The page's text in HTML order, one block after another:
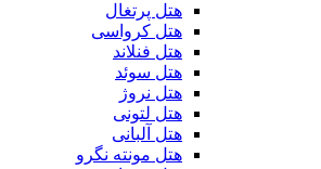
هتل پرتغال
هتل کرواسی
هتل فنلاند
هتل سوئد
هتل نروژ
هتل لتونی
هتل آلبانی
هتل مونته نگرو